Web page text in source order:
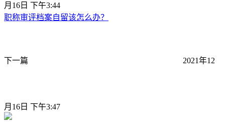
月16日 下午3:44
职称审评档案自留该怎么办？
下一篇 2021年12
月16日 下午3:47